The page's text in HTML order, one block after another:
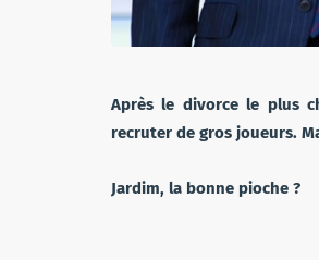
Après le divorce le plus
recruter de gros joueurs.
Jardim, la bonne pioche ?